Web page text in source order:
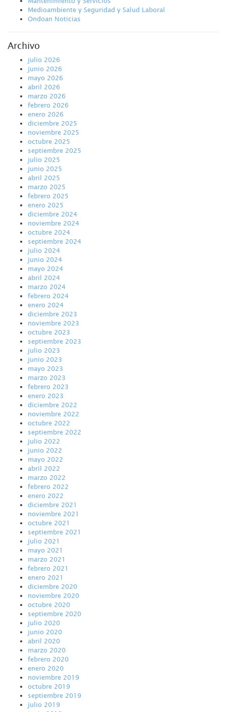
Medioambiente y Seguridad y Salud Laboral
Ondoan Noticias
Archivo
julio 2026
junio 2026
mayo 2026
abril 2026
marzo 2026
febrero 2026
enero 2026
diciembre 2025
noviembre 2025
octubre 2025
septiembre 2025
julio 2025
junio 2025
abril 2025
marzo 2025
febrero 2025
enero 2025
diciembre 2024
noviembre 2024
octubre 2024
septiembre 2024
julio 2024
junio 2024
mayo 2024
abril 2024
marzo 2024
febrero 2024
enero 2024
diciembre 2023
noviembre 2023
octubre 2023
septiembre 2023
julio 2023
junio 2023
mayo 2023
marzo 2023
febrero 2023
enero 2023
diciembre 2022
noviembre 2022
octubre 2022
septiembre 2022
julio 2022
junio 2022
mayo 2022
abril 2022
marzo 2022
febrero 2022
enero 2022
diciembre 2021
noviembre 2021
octubre 2021
septiembre 2021
julio 2021
mayo 2021
marzo 2021
febrero 2021
enero 2021
diciembre 2020
noviembre 2020
octubre 2020
septiembre 2020
julio 2020
junio 2020
abril 2020
marzo 2020
febrero 2020
enero 2020
noviembre 2019
octubre 2019
septiembre 2019
julio 2019